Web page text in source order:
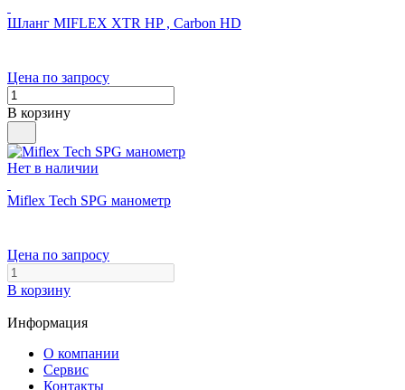
Шланг MIFLEX XTR HP , Carbon HD
Цена по запросу
В корзину
Нет в наличии
Miflex Tech SPG манометр
Цена по запросу
В корзину
Информация
О компании
Сервис
Контакты